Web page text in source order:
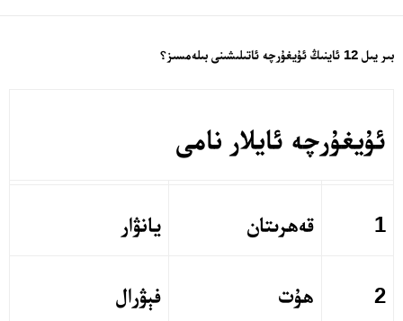
بىر يىل 12 ئاينىڭ ئۇيغۇرچە ئاتىلىشىنى بىلەمسىز؟
ئۇيغۇرچە ئايلار نامى
1 قەھرىتان يانۋار
2 ھۇت فېۋرال